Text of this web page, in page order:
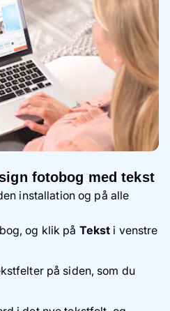
fotobog med tekst
installation og på alle
og klik på Tekst i venstre
på siden, som du